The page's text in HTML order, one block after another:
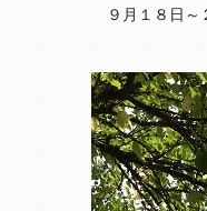
９月１８日～